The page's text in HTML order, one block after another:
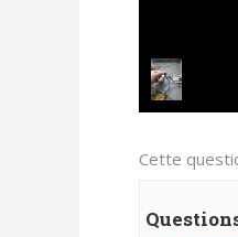
Cette